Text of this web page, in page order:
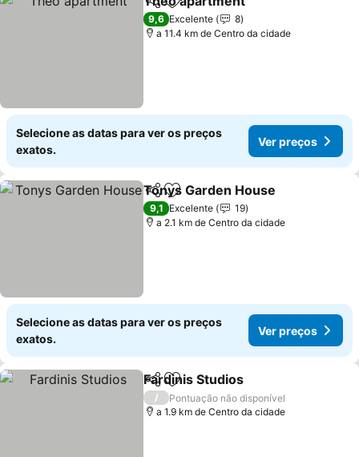
PartilharAdicionar aos favoritos
9,6 Excelente
8
a 11.4 km de Centro da cidade
Selecione as datas para ver os preços
exatos.
Ver preços
PartilharAdicionar aos favoritos
Tonys Garden House
9,1 Excelente
19
a 2.1 km de Centro da cidade
Selecione as datas para ver os preços
exatos.
Ver preços
PartilharAdicionar aos favoritos
Fardinis Studios
/
Pontuação não disponível
a 1.9 km de Centro da cidade